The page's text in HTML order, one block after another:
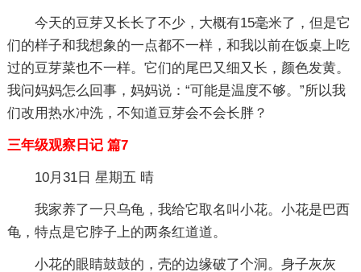
今天的豆芽又长长了不少，大概有15毫米了，但是它
们的样子和我想象的一点都不一样，和我以前在饭桌上吃
过的豆芽菜也不一样。它们的尾巴又细又长，颜色发黄。
我问妈妈怎么回事，妈妈说：“可能是温度不够。”所以我
们改用热水冲洗，不知道豆芽会不会长胖？
三年级观察日记 篇7
10月31日 星期五 晴
我家养了一只乌龟，我给它取名叫小花。小花是巴西
龟，特点是它脖子上的两条红道道。
小花的眼睛鼓鼓的，壳的边缘破了个洞。身子灰灰